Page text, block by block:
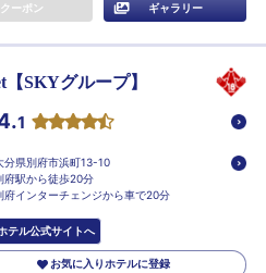
クーポン ギャラリー
SKYグループ】
1
分県別府市浜町13-10
府駅から徒歩20分
府インターチェンジから車で20分
テル公式サイトへ
お気に入りホテルに登録